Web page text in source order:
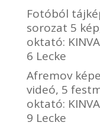
Fotóból
sorozat 5
oktató: KINVA
6 Lecke
Afremov
videó, 5
oktató: KINVA
9 Lecke